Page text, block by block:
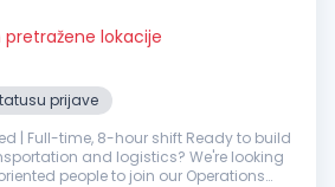
pretražene lokacije
prijave
| Full-time, 8-hour shift Ready to build
and logistics? We're looking
people to join our Operations